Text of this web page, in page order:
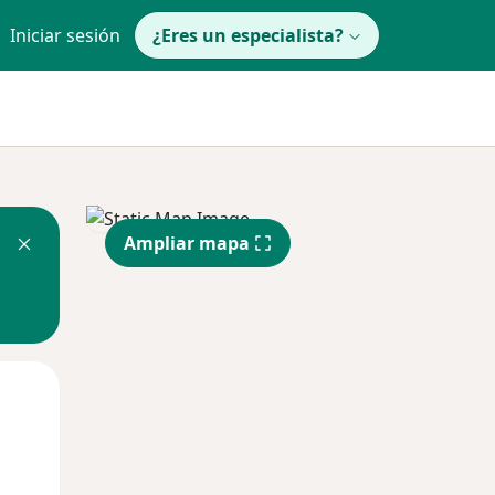
Iniciar sesión ¿Eres un especialista?
Ampliar mapa